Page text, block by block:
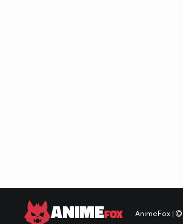
ANIMEFOX AnimeFox |